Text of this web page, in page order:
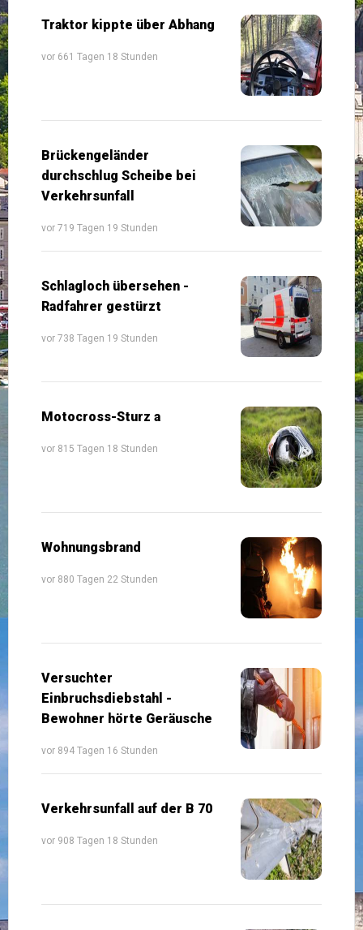
Traktor kippte über Abhang
vor 661 Tagen 18 Stunden
Brückengeländer
durchschlug Scheibe bei
Verkehrsunfall
vor 719 Tagen 19 Stunden
Schlagloch übersehen -
Radfahrer gestürzt
vor 738 Tagen 19 Stunden
Motocross-Sturz a
vor 815 Tagen 18 Stunden
Wohnungsbrand
vor 880 Tagen 22 Stunden
Versuchter
Einbruchsdiebstahl -
Bewohner hörte Geräusche
vor 894 Tagen 16 Stunden
Verkehrsunfall auf der B 70
vor 908 Tagen 18 Stunden